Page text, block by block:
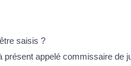
saisis ?
appelé commissaire de